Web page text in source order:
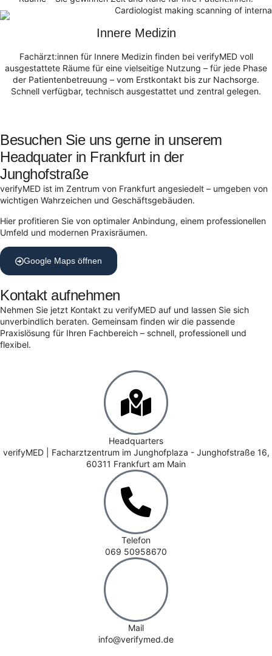
Innere Medizin
Fachärzt:innen für Innere Medizin finden bei verifyMED voll
ausgestattete Räume für eine vielseitige Nutzung – für jede Phase
der Patientenbetreuung – vom Erstkontakt bis zur Nachsorge.
Schnell verfügbar, technisch ausgestattet und zentral gelegen.
Besuchen Sie uns gerne in unserem
Headquater in Frankfurt in der
Junghofstraße
verifyMED ist im Zentrum von Frankfurt angesiedelt – umgeben von
wichtigen Wahrzeichen und Geschäftsgebäuden.
Hier profitieren Sie von optimaler Anbindung, einem professionellen
Umfeld und modernen Praxisräumen.
Google Maps öffnen
Kontakt aufnehmen
Nehmen Sie jetzt Kontakt zu verifyMED auf und lassen Sie sich
unverbindlich beraten. Gemeinsam finden wir die passende
Praxislösung für Ihren Fachbereich – schnell, professionell und
flexibel.
Headquarters
verifyMED | Facharztzentrum im Junghofplaza - Junghofstraße 16,
60311 Frankfurt am Main
Telefon
069 50958670
Mail
info@verifymed.de